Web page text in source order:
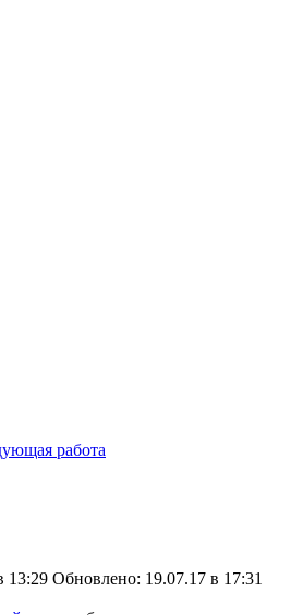
работа
13:29 Обновлено: 19.07.17 в 17:31